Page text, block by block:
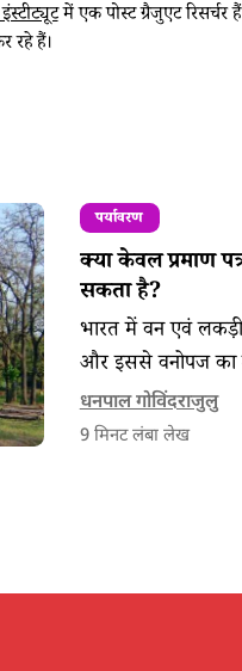
में एक पोस्ट ग्रैजुएट रिसर्चर
रहे हैं।
पर्यावरण
क्या केवल प्रमाण
सकता है?
भारत में वन एवं लकड़ी
और इससे वनोपज का
भी सुनिश्चित नहीं होता है।
धनपाल गोविंदराजुलु
9मिनट लंबा लेख